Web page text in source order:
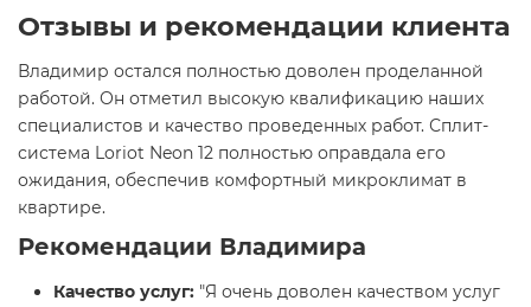
Отзывы и рекомендации клиента
Владимир остался полностью доволен проделанной
работой. Он отметил высокую квалификацию наших
специалистов и качество проведенных работ. Сплит-
система Loriot Neon 12 полностью оправдала его
ожидания, обеспечив комфортный микроклимат в
квартире.
Рекомендации Владимира
Качество услуг: "Я очень доволен качеством услуг